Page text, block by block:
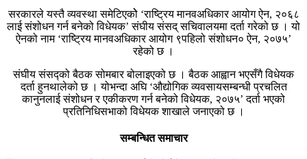
सरकारले यस्तै व्यवस्था समेटिएकोे ‘राष्ट्रिय मानवअधिकार आयोग ऐन, २०६८
लाई संशोधन गर्न बनेको विधेयक’ संघीय संसद् सचिवालयमा दर्ता गरेको छ । यो
ऐनको नाम ‘राष्ट्रिय मानवअधिकार आयोग ९पहिलो संशोधन० ऐन, २०७५’
रहेको छ ।
संघीय संसद्को बैठक सोमबार बोलाइएको छ । बैठक आह्वान भएसँगै विधेयक
दर्ता हुनथालेको छ । योभन्दा अघि ‘औद्योगिक व्यवसायसम्बन्धी प्रचलित
कानुनलाई संशोधन र एकीकरण गर्न बनेको विधेयक, २०७५’ दर्ता भएको
प्रतिनिधिसभाको विधेयक शाखाले जनाएको छ ।
सम्बन्धित समाचार